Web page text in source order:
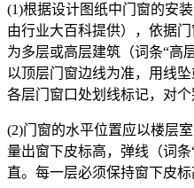
(1)根据设计图纸中门窗的安
由行业大百科提供），依据
为多层或高层建筑（词条“高
以顶层门窗边线为准，用线
各层门窗口处划线标记，对个
(2)门窗的水平位置应以楼层
量出窗下皮标高，弹线（词
直。每一层必须保持窗下皮标